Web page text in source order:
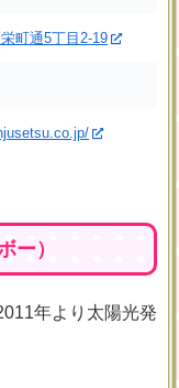
町通5丁目2-19
ー）
年より太陽光発